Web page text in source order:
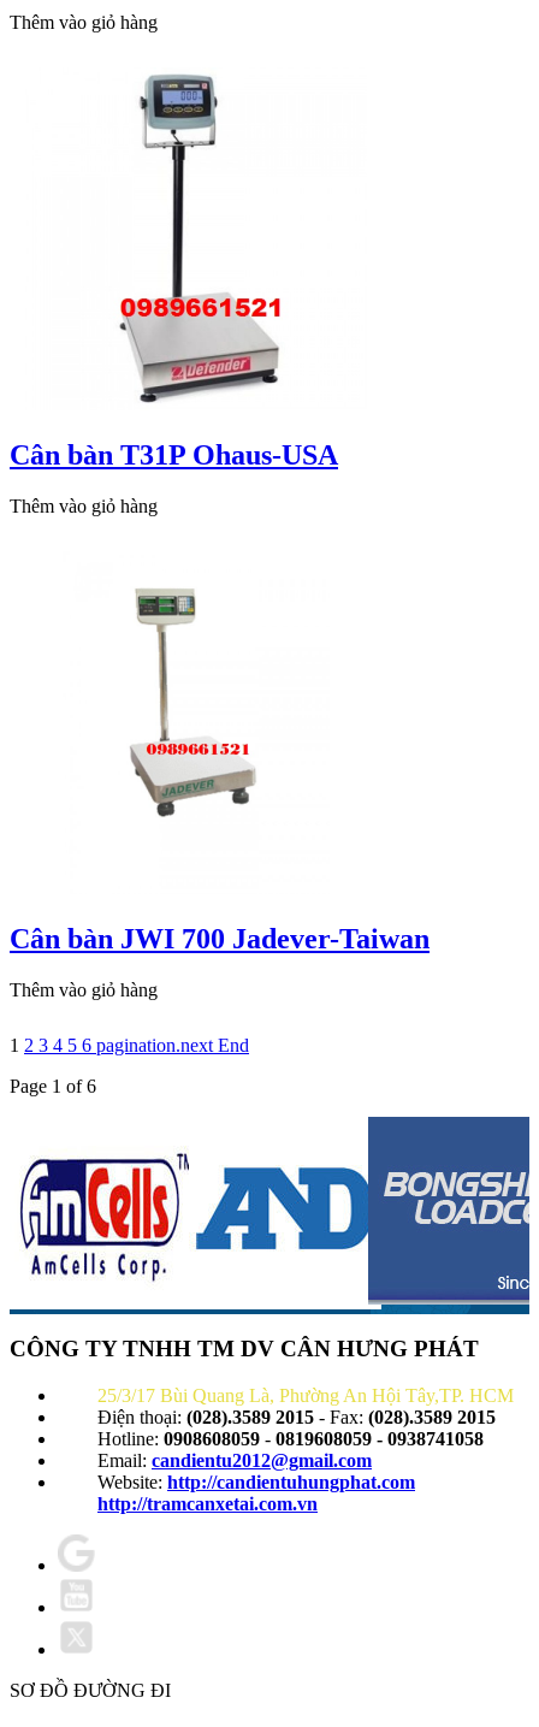
Thêm vào giỏ hàng
Cân bàn T31P Ohaus-USA
Thêm vào giỏ hàng
Cân bàn JWI 700 Jadever-Taiwan
Thêm vào giỏ hàng
1 2 3 4 5 6 pagination.next End
Page 1 of 6
CÔNG TY TNHH TM DV CÂN HƯNG PHÁT
25/3/17 Bùi Quang Là, Phường An Hội Tây,TP. HCM
Điện thoại: (028).3589 2015 - Fax: (028).3589 2015
Hotline: 0908608059 - 0819608059 - 0938741058
Email: candientu2012@gmail.com
Website: http://candientuhungphat.com
http://tramcanxetai.com.vn
SƠ ĐỒ ĐƯỜNG ĐI